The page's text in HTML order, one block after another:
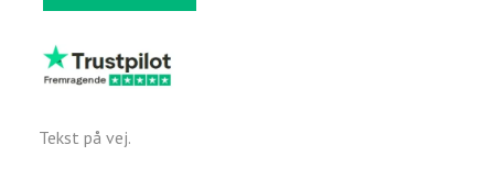
Tekst på vej.